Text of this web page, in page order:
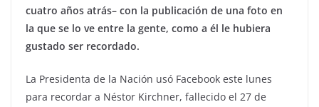
cuatro años atrás– con la publicación de una foto en
la que se lo ve entre la gente, como a él le hubiera
gustado ser recordado.
La Presidenta de la Nación usó Facebook este lunes
para recordar a Néstor Kirchner, fallecido el 27 de